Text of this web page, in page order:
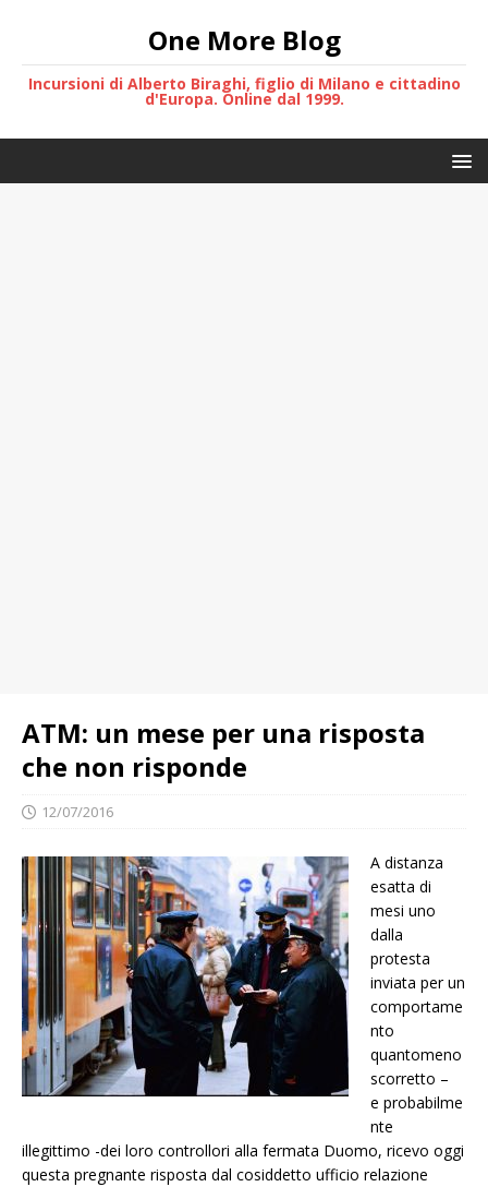
One More Blog
Incursioni di Alberto Biraghi, figlio di Milano e cittadino
d'Europa. Online dal 1999.
ATM: un mese per una risposta
che non risponde
12/07/2016
A distanza
esatta di
mesi uno
dalla
protesta
inviata per un
comportame
nto
quantomeno
scorretto –
e probabilme
nte
illegittimo -dei loro controllori alla fermata Duomo, ricevo oggi
questa pregnante risposta dal cosiddetto ufficio relazione